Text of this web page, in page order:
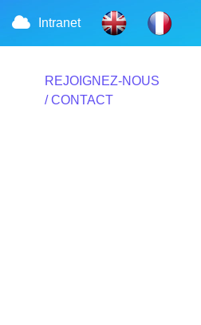
Intranet
REJOIGNEZ-NOUS
/ CONTACT